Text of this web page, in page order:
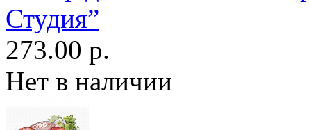
Студия”
273.00 р.
Нет в наличии